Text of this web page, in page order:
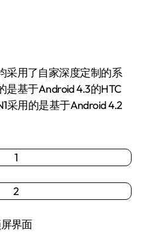
用了自家深度定制的系
是基于Android 4.3的HTC
采用的是基于Android 4.2
界面